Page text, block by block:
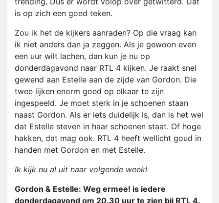
is op zich een goed teken.
Zou ik het de kijkers aanraden? Op die vraag kan
ik niet anders dan ja zeggen. Als je gewoon even
een uur wilt lachen, dan kun je nu op
donderdagavond naar RTL 4 kijken. Je raakt snel
gewend aan Estelle aan de zijde van Gordon. Die
twee lijken enorm goed op elkaar te zijn
ingespeeld. Je moet sterk in je schoenen staan
naast Gordon. Als er iets duidelijk is, dan is het wel
dat Estelle steven in haar schoenen staat. Of hoge
hakken, dat mag ook. RTL 4 heeft wellicht goud in
handen met Gordon en met Estelle.
Ik kijk nu al uit naar volgende week!
Gordon & Estelle: Weg ermee! is iedere
donderdagavond om 20.30 uur te zien bij RTL 4.